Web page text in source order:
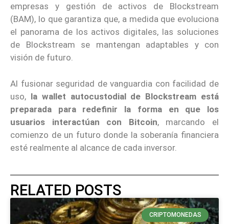
empresas y gestión de activos de Blockstream
(BAM), lo que garantiza que, a medida que evoluciona
el panorama de los activos digitales, las soluciones
de Blockstream se mantengan adaptables y con
visión de futuro.
Al fusionar seguridad de vanguardia con facilidad de
uso, la wallet autocustodial de Blockstream está
preparada para redefinir la forma en que los
usuarios interactúan con Bitcoin, marcando el
comienzo de un futuro donde la soberanía financiera
esté realmente al alcance de cada inversor.
RELATED POSTS
CRIPTOMONEDAS